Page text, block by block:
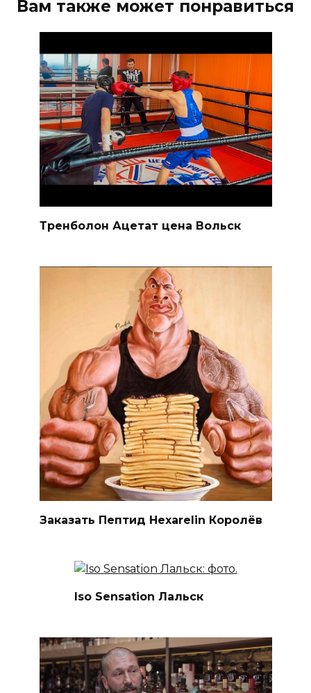
Вам также может понравиться
Тренболон Ацетат цена Вольск
Заказать Пептид Hexarelin Королёв
Iso Sensation Лальск